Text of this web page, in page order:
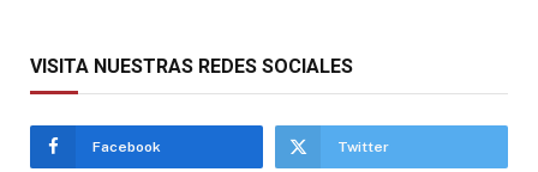
VISITA NUESTRAS REDES SOCIALES
Facebook Twitter